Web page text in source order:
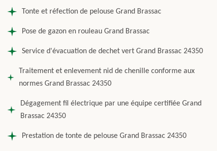
Tonte et réfection de pelouse Grand Brassac
Pose de gazon en rouleau Grand Brassac
Service d'évacuation de dechet vert Grand Brassac 24350
Traitement et enlevement nid de chenille conforme aux
normes Grand Brassac 24350
Dégagement fil électrique par une équipe certifiée Grand
Brassac 24350
Prestation de tonte de pelouse Grand Brassac 24350